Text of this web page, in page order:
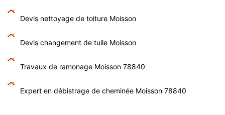
Devis nettoyage de toiture Moisson
Devis changement de tuile Moisson
Travaux de ramonage Moisson 78840
Expert en débistrage de cheminée Moisson 78840